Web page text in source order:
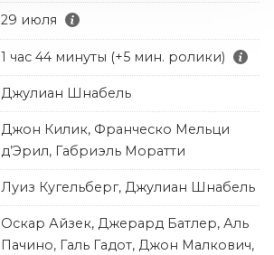
29 июля
1 час 44 минуты (+5 мин. ролики)
Джулиан Шнабель
Джон Килик, Франческо Мельци
д’Эрил, Габриэль Моратти
Луиз Кугельберг, Джулиан Шнабель
Оскар Айзек, Джерард Батлер, Аль
Пачино, Галь Гадот, Джон Малкович,